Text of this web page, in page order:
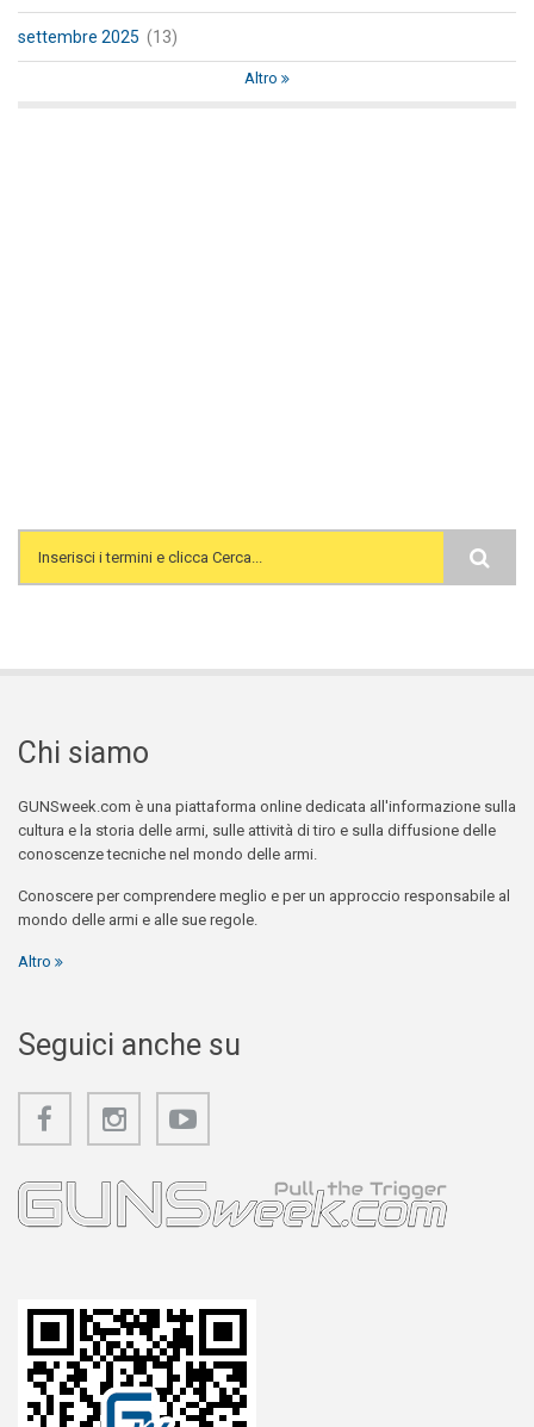
settembre 2025 (13)
Altro
Search form
Chi siamo
GUNSweek.com è una piattaforma online dedicata all'informazione sulla
cultura e la storia delle armi, sulle attività di tiro e sulla diffusione delle
conoscenze tecniche nel mondo delle armi.
Conoscere per comprendere meglio e per un approccio responsabile al
mondo delle armi e alle sue regole.
Altro
Seguici anche su